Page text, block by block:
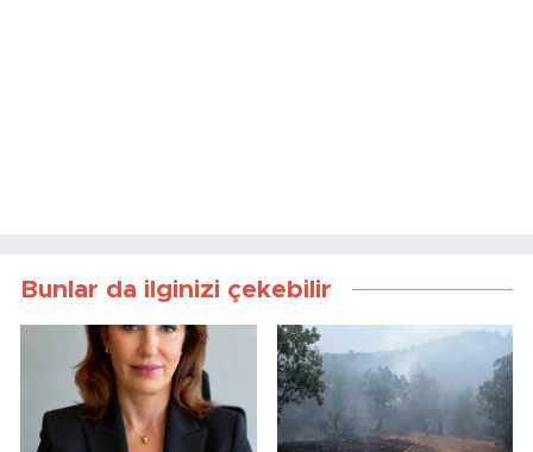
Bunlar da ilginizi çekebilir